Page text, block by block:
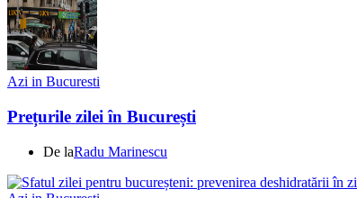
Azi in Bucuresti
Prețurile zilei în București
De laRadu Marinescu